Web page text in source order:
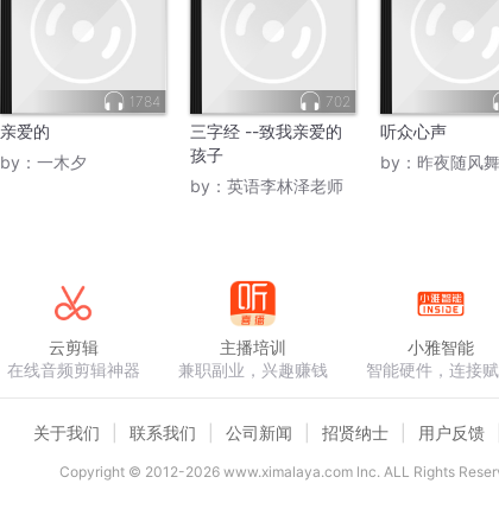
1784
亲爱的
by： 一木夕
702
三字经 --致我亲爱的
孩子
by： 英语李林泽老师
听众心声
by： 昨夜随风舞
云剪辑
在线音频剪辑神器
主播培训
兼职副业，兴趣赚钱
小雅智能
智能硬件，连接
关于我们 联系我们 公司新闻 招贤纳士 用户反馈
Copyright © 2012-2026www.ximalaya.com lnc. ALL Rights